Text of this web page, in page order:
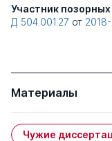
Участник
Д 504.001.27 от
Материалы
Чужие